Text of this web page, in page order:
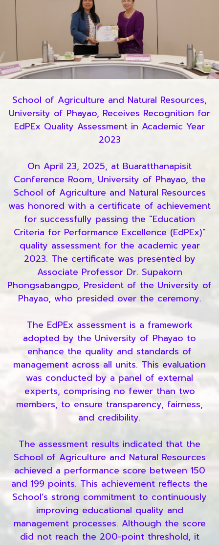
School of Agriculture and Natural Resources,
University of Phayao, Receives Recognition for
EdPEx Quality Assessment in Academic Year
2023
On April 23, 2025, at Buaratthanapisit
Conference Room, University of Phayao, the
School of Agriculture and Natural Resources
was honored with a certificate of achievement
for successfully passing the "Education
Criteria for Performance Excellence (EdPEx)"
quality assessment for the academic year
2023. The certificate was presented by
Associate Professor Dr. Supakorn
Phongsabangpo, President of the University of
Phayao, who presided over the ceremony.
The EdPEx assessment is a framework
adopted by the University of Phayao to
enhance the quality and standards of
management across all units. This evaluation
was conducted by a panel of external
experts, comprising no fewer than two
members, to ensure transparency, fairness,
and credibility.
The assessment results indicated that the
School of Agriculture and Natural Resources
achieved a performance score between 150
and 199 points. This achievement reflects the
School’s strong commitment to continuously
improving educational quality and
management processes. Although the score
did not reach the 200-point threshold, it